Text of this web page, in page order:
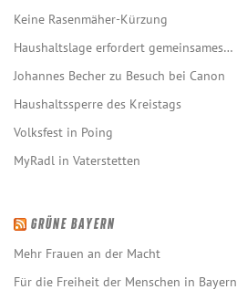
Keine Rasenmäher-Kürzung
Haushaltslage erfordert gemeinsames…
Johannes Becher zu Besuch bei Canon
Haushaltssperre des Kreistags
Volksfest in Poing
MyRadl in Vaterstetten
GRÜNE BAYERN
Mehr Frauen an der Macht
Für die Freiheit der Menschen in Bayern